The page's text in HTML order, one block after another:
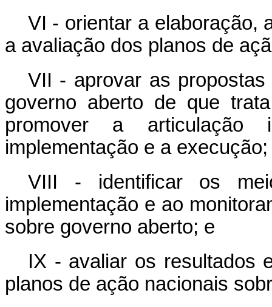
VI - orientar a elaboração,
a avaliação dos planos de
VII - aprovar as
governo aberto de que
promover a articulação
implementação e a execução;
VIII - identificar os
implementação e ao
sobre governo aberto; e
IX - avaliar os resultados
planos de ação nacionais